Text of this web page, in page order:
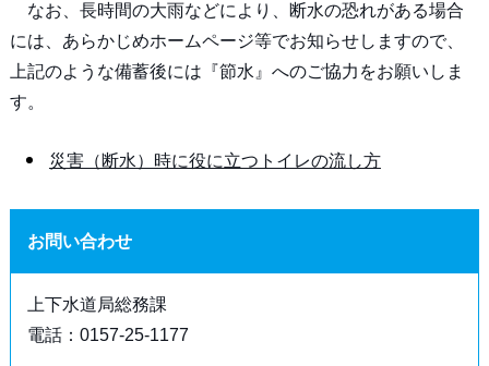
なお、長時間の大雨などにより、断水の恐れがある場合
には、あらかじめホームページ等でお知らせしますので、
上記のような備蓄後には『節水』へのご協力をお願いしま
す。
災害（断水）時に役に立つトイレの流し方
お問い合わせ
上下水道局総務課
電話：0157-25-1177